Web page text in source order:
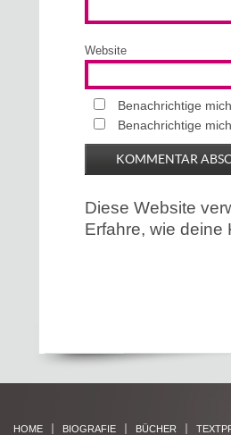
Website
Benachrichtige
Benachrichtige
Diese Website
Erfahre, wie deine
HOME BIOGRAFIE BÜCHER